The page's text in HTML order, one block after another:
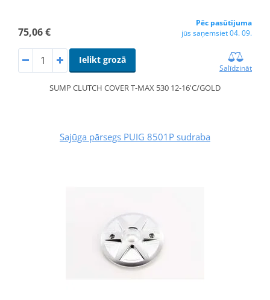
75,06 €
Pēc pasūtījuma
jūs saņemsiet 04. 09.
Ielikt grozā
Salīdzināt
SUMP CLUTCH COVER T-MAX 530 12-16'C/GOLD
Sajūga pārsegs PUIG 8501P sudraba